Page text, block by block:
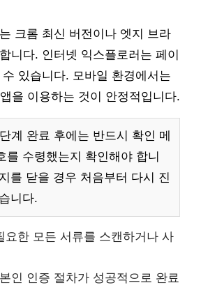
크롬 최신 버전이나 엣지 브라
니다. 인터넷 익스플로러는 페이
있습니다. 모바일 환경에서는
을 이용하는 것이 안정적입니다.
계 완료 후에는 반드시 확인 메
를 수령했는지 확인해야 합니
를 닫을 경우 처음부터 다시 진
니다.
요한 모든 서류를 스캔하거나 사
본인 인증 절차가 성공적으로 완료